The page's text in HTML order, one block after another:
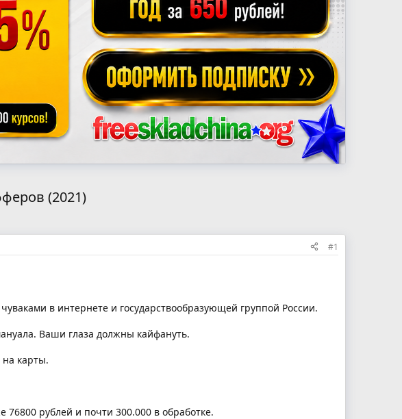
(2021)
#1
в интернете и государствообразующей группой России.
Ваши глаза должны кайфануть.
карты.
рублей и почти 300.000 в обработке.